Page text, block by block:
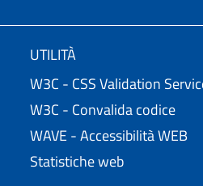
UTILITÀ
W3C - CSS Validation
W3C - Convalida codice
WAVE - Accessibilità WEB
Statistiche web